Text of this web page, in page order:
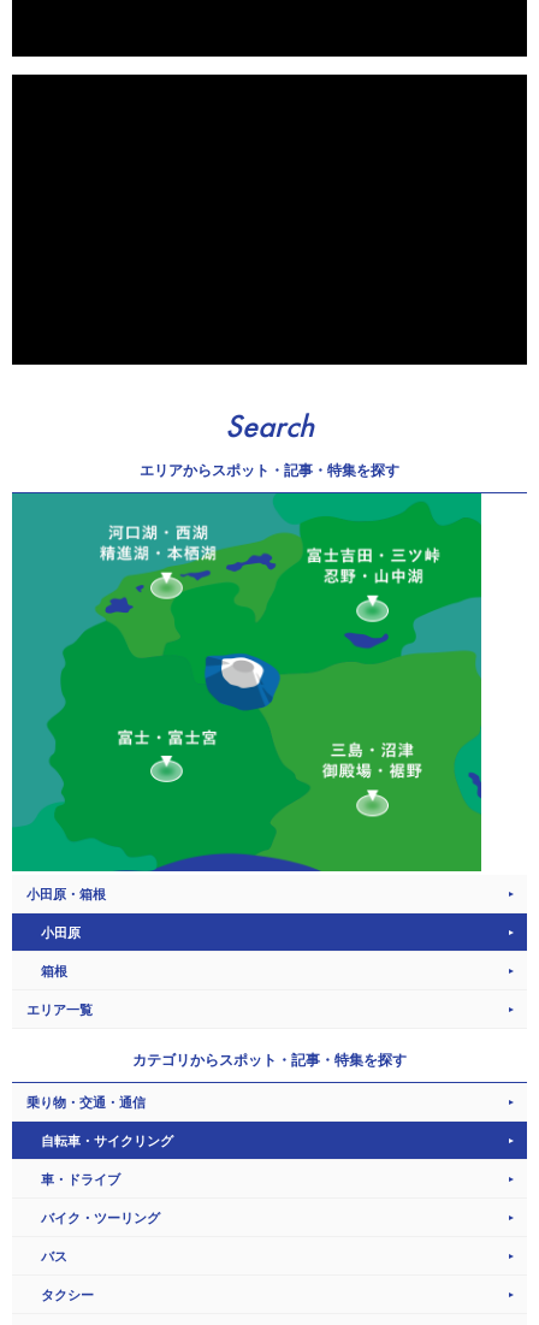
Search
エリアからスポット・記事・特集を探す
小田原・箱根
小田原
箱根
エリア一覧
カテゴリからスポット・記事・特集を探す
乗り物・交通・通信
自転車・サイクリング
車・ドライブ
バイク・ツーリング
バス
タクシー